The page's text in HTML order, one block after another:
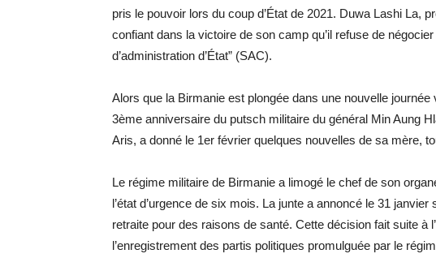
pris le pouvoir lors du coup d’État de 2021. Duwa Lashi La,
confiant dans la victoire de son camp qu’il refuse de
d’administration d’État” (SAC).
Alors que la Birmanie est plongée dans une nouvelle
3ème anniversaire du putsch militaire du général Min Aung
Aris, a donné le 1er février quelques nouvelles de sa mère,
Le régime militaire de Birmanie a limogé le chef de son
l’état d’urgence de six mois. La junte a annoncé le 31
retraite pour des raisons de santé. Cette décision fait suite à
l’enregistrement des partis politiques promulguée par le